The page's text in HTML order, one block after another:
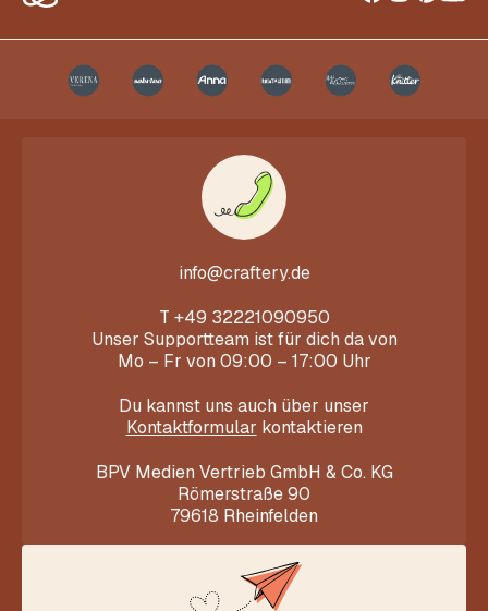
info@craftery.de
T +49 32221090950
Unser Supportteam ist für dich da von
Mo – Fr von 09:00 – 17:00 Uhr
Du kannst uns auch über unser
Kontaktformular kontaktieren
BPV Medien Vertrieb GmbH & Co. KG
Römerstraße 90
79618 Rheinfelden